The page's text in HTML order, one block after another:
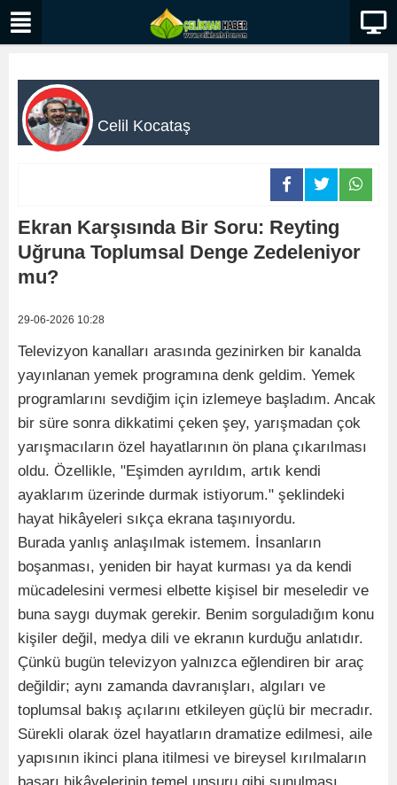
Celil Kocataş
Ekran Karşısında Bir Soru: Reyting
Uğruna Toplumsal Denge Zedeleniyor
mu?
29-06-2026 10:28
Televizyon kanalları arasında gezinirken bir kanalda
yayınlanan yemek programına denk geldim. Yemek
programlarını sevdiğim için izlemeye başladım. Ancak
bir süre sonra dikkatimi çeken şey, yarışmadan çok
yarışmacıların özel hayatlarının ön plana çıkarılması
oldu. Özellikle, "Eşimden ayrıldım, artık kendi
ayaklarım üzerinde durmak istiyorum." şeklindeki
hayat hikâyeleri sıkça ekrana taşınıyordu.
Burada yanlış anlaşılmak istemem. İnsanların
boşanması, yeniden bir hayat kurması ya da kendi
mücadelesini vermesi elbette kişisel bir meseledir ve
buna saygı duymak gerekir. Benim sorguladığım konu
kişiler değil, medya dili ve ekranın kurduğu anlatıdır.
Çünkü bugün televizyon yalnızca eğlendiren bir araç
değildir; aynı zamanda davranışları, algıları ve
toplumsal bakış açılarını etkileyen güçlü bir mecradır.
Sürekli olarak özel hayatların dramatize edilmesi, aile
yapısının ikinci plana itilmesi ve bireysel kırılmaların